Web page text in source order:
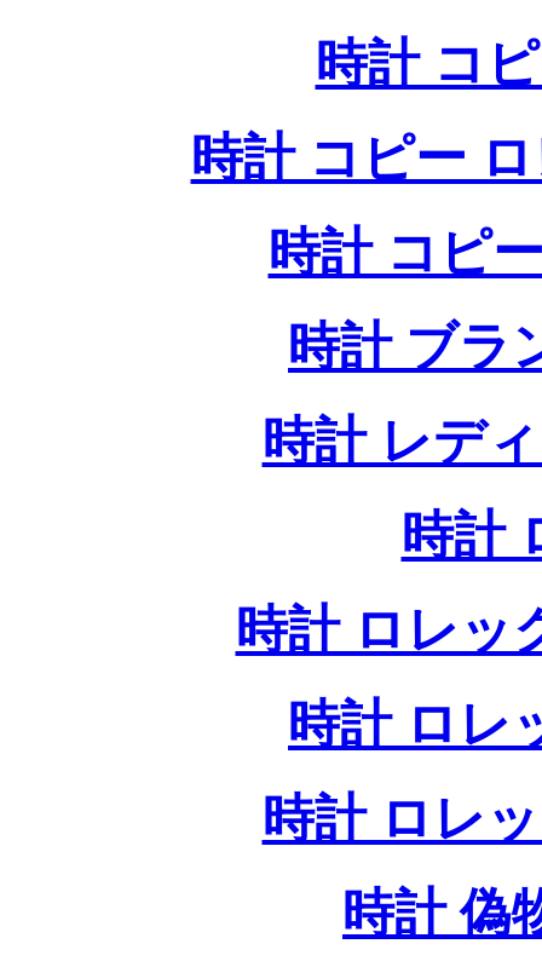
時計 コ
時計 コピー
時計 コピ
時計 ブラ
時計 レデ
時計
時計 ロレッ
時計 ロレ
時計 ロレ
時計 偽